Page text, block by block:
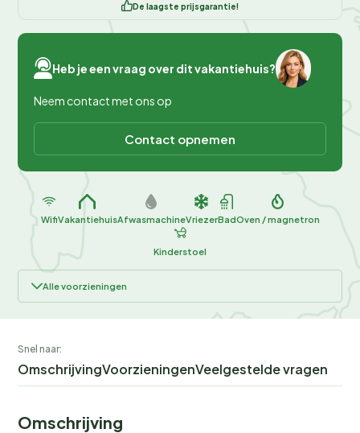
De laagste prijsgarantie!
Heb je een vraag over dit vakantiehuis?
Neem contact met ons op
Contact opnemen
WifiVakantiehuisAfwasmachineVriezerBadOven / magnetron
Kinderstoel
Alle voorzieningen
Snel naar:
OmschrijvingVoorzieningenVeelgestelde vragen
Omschrijving